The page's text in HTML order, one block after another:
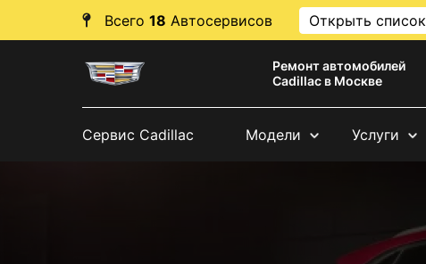
Всего 18 Автосервисов Открыть список
Ремонт автомобилей
Cadillac в Москве
Сервис Cadillac Модели Услуги